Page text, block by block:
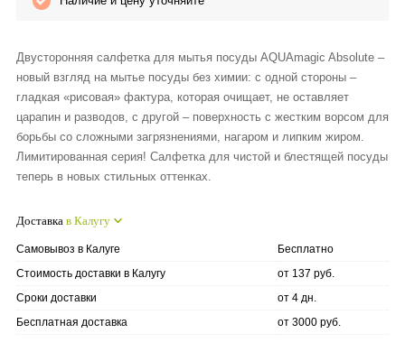
Green Minds
Двусторонняя салфетка для мытья посуды AQUAmagic Absolute –
новый взгляд на мытье посуды без химии: с одной стороны –
гладкая «рисовая» фактура, которая очищает, не оставляет
царапин и разводов, с другой – поверхность с жестким ворсом для
борьбы со сложными загрязнениями, нагаром и липким жиром.
Лимитированная серия! Салфетка для чистой и блестящей посуды
теперь в новых стильных оттенках.
Доставка в Калугу
Самовывоз в Калуге
Бесплатно
Стоимость доставки в Калугу
от 137 руб.
Сроки доставки
от 4 дн.
Бесплатная доставка
от 3000 руб.